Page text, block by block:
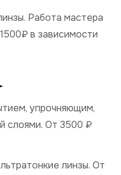
Работа мастера
в зависимости
упрочняющим,
слоями. От 3500 ₽
линзы. От